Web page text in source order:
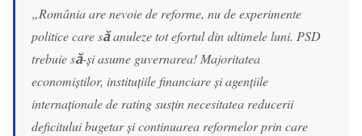
„România are nevoie de reforme, nu de experimente
politice care să anuleze tot efortul din ultimele luni. PSD
trebuie să-și asume guvernarea! Majoritatea
economiștilor, instituțiile financiare și agențiile
internaționale de rating susțin necesitatea reducerii
deficitului bugetar și continuarea reformelor prin care